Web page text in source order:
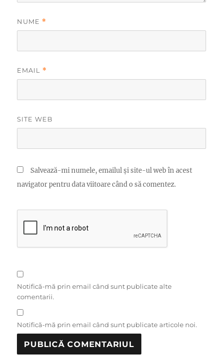
NUME *
EMAIL *
SITE WEB
Salvează-mi numele, emailul și site-ul web în acest
navigator pentru data viitoare când o să comentez.
Notifică-mă prin email când sunt publicate alte
comentarii.
Notifică-mă prin email când sunt publicate articole noi.